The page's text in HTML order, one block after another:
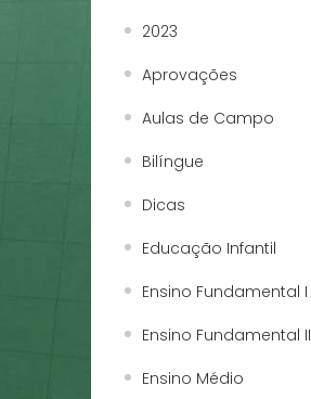
2023
Aprovações
Aulas de Campo
Bilíngue
Dicas
Educação Infantil
Ensino Fundamental I
Ensino Fundamental II
Ensino Médio